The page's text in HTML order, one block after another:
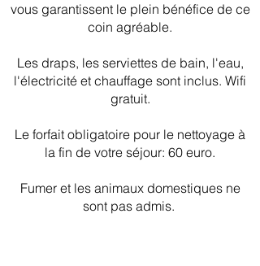
vous garantissent le plein bénéfice de ce
coin agréable.
Les draps, les serviettes de bain, l'eau,
l'électricité et chauffage sont inclus. Wifi
gratuit.
Le forfait obligatoire pour le nettoyage à
la fin de votre séjour: 60 euro.
Fumer et les animaux domestiques ne
sont pas admis.